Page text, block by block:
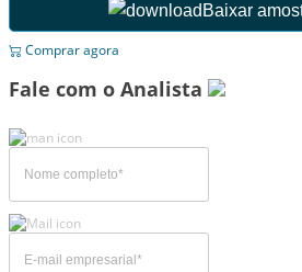
Baixar
Comprar agora
Fale com o Analista